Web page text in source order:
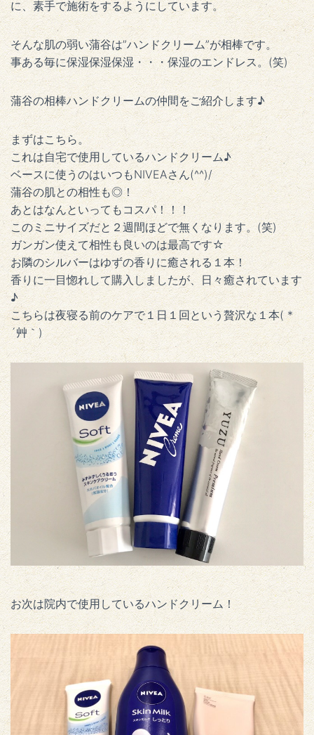
に、素手で施術をするようにしています。
そんな肌の弱い蒲谷は”ハンドクリーム”が相棒です。
事ある毎に保湿保湿保湿・・・保湿のエンドレス。(笑)
蒲谷の相棒ハンドクリームの仲間をご紹介します♪
まずはこちら。
これは自宅で使用しているハンドクリーム♪
ベースに使うのはいつもNIVEAさん(^^)/
蒲谷の肌との相性も◎！
あとはなんといってもコスパ！！！
このミニサイズだと２週間ほどで無くなります。(笑)
ガンガン使えて相性も良いのは最高です☆
お隣のシルバーはゆずの香りに癒される１本！
香りに一目惚れして購入しましたが、日々癒されています
♪
こちらは夜寝る前のケアで１日１回という贅沢な１本( *
´艸｀)
お次は院内で使用しているハンドクリーム！